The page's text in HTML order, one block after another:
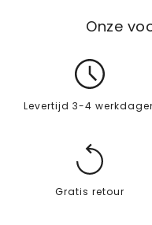
Onze
Levertijd 3-4
Gratis retour